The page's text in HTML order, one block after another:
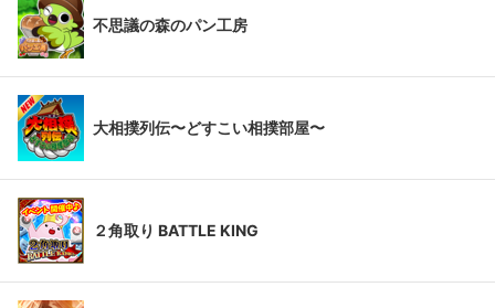
不思議の森のパン工房
大相撲列伝〜どすこい相撲部屋〜
２角取り BATTLE KING